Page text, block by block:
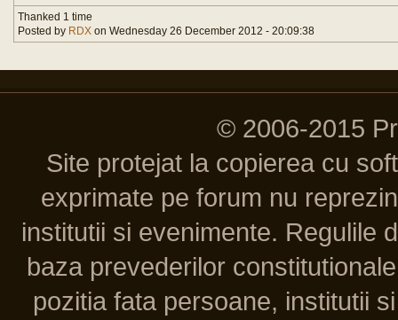
Thanked 1 time
Posted by RDX on Wednesday 26 December 2012 - 20:09:38
© 2006-2015
Site protejat la copierea cu
exprimate pe forum nu
institutii si evenimente. Regulile
baza prevederilor
pozitia fata persoane, institutii